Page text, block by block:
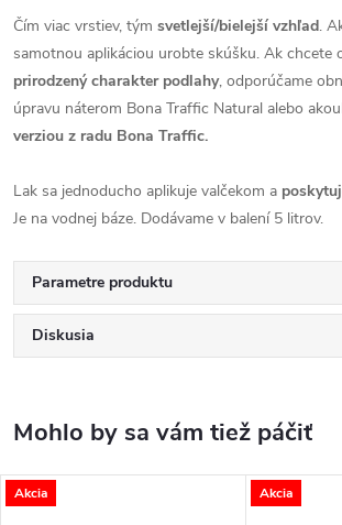
Čím viac vrstiev, tým svetlejší/bielejší vzhľad.
samotnou aplikáciou urobte skúšku. Ak chcete
prirodzený charakter podlahy, odporúčame
úpravu náterom Bona Traffic Natural alebo
verziou z radu Bona Traffic.
Lak sa jednoducho aplikuje valčekom a
Je na vodnej báze. Dodávame v balení 5 litrov.
Parametre produktu
Diskusia
Akcia Akcia